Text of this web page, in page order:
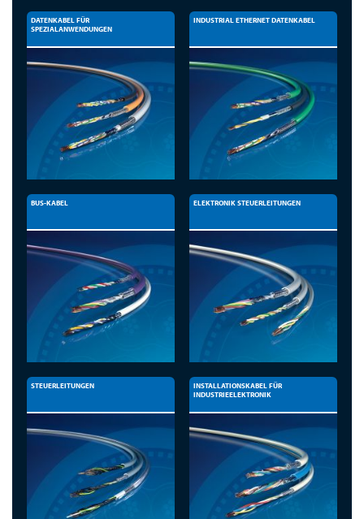
DATENKABEL FÜR
SPEZIALANWENDUNGEN
INDUSTRIAL ETHERNET DATENKABEL
BUS-KABEL ELEKTRONIK STEUERLEITUNGEN
STEUERLEITUNGEN
INSTALLATIONSKABEL FÜR
INDUSTRIEELEKTRONIK